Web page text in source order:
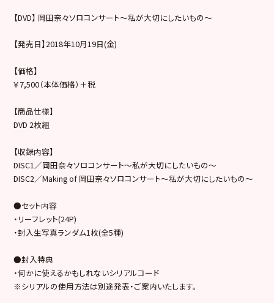
【DVD】 岡田奈々ソロコンサート～私が大切にしたいもの～
【発売日】2018年10月19日(金)
【価格】
￥7,500（本体価格）＋税
【商品仕様】
DVD 2枚組
【収録内容】
DISC1／岡田奈々ソロコンサート～私が大切にしたいもの～
DISC2／Making of 岡田奈々ソロコンサート～私が大切にしたいもの～
●セット内容
・リーフレット(24P)
・封入生写真ランダム1枚(全5種)
●封入特典
・何かに使えるかもしれないシリアルコード
※シリアルの使用方法は別途発表・ご案内いたします。